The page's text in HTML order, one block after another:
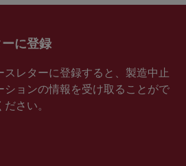
に登録
スレターに登録すると、製造中止
ションの情報を受け取ることがで
さい。